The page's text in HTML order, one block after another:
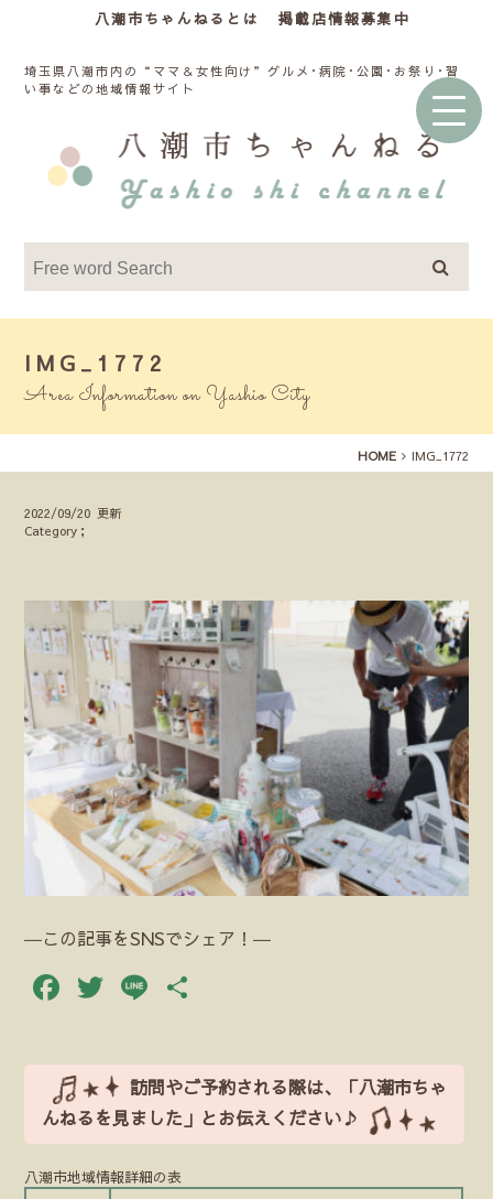
八潮市ちゃんねるとは 掲載店情報募集中
埼玉県八潮市内の“ママ＆女性向け”グルメ･病院･公園･お祭り･習
い事などの地域情報サイト
IMG_1772
Area Information on Yashio City
HOME IMG_1772
2022/09/20 更新
Category；
―この記事をSNSでシェア！―
Facebook
Twitter
Line
訪問やご予約される際は、「八潮市ちゃ
んねるを見ました」とお伝えください♪
八潮市地域情報詳細の表